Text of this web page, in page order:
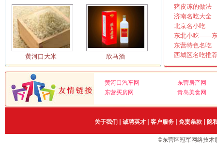
小贝壳焖鱼 小洞天餐厅
心连心农家庄园店 心连心家常菜第七分店
新发鱼汤馆 兴隆饭店
仙赞鲜八分场店 仙赞鲜府前大街店
喜文化会馆 新区喜文化食府
心连心家常菜八分店 心连心家常菜西单店
黄河口大米 欣马酒
猪皮冻的做法
济南名吃大全
北京名小吃
东北小吃——
东营特色名吃
西城区名吃推
黄河口汽车网
东营房产网
东营买房网
青岛美食网
关于我们 诚聘英才 客户服务 免责条款 隐
©东营区冠军网络技